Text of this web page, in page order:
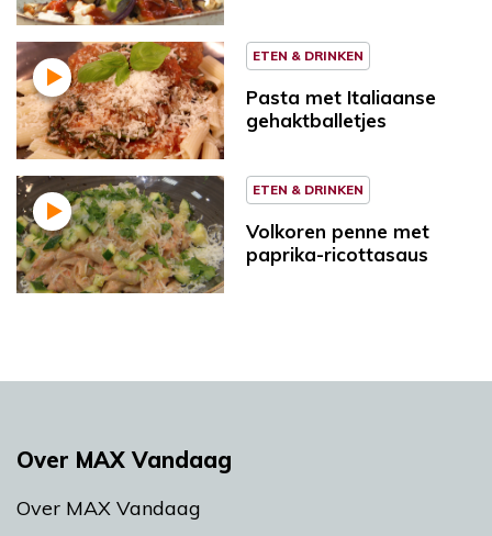
ETEN & DRINKEN
Pasta met Italiaanse
gehaktballetjes
ETEN & DRINKEN
Volkoren penne met
paprika-ricottasaus
Over MAX Vandaag
Over MAX Vandaag